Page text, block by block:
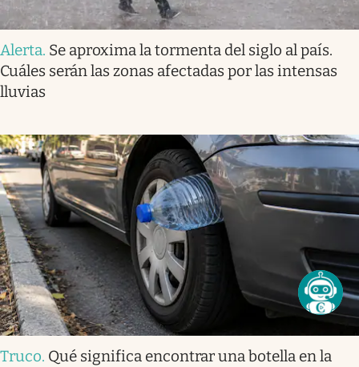
Alerta. Se aproxima la tormenta del siglo al país.
Cuáles serán las zonas afectadas por las intensas
lluvias
Truco. Qué significa encontrar una botella en la